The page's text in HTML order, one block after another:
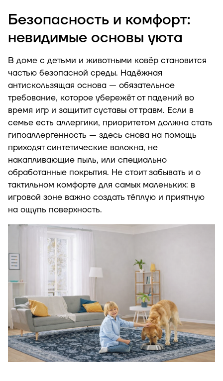
Безопасность и комфорт:
невидимые основы уюта
В доме с детьми и животными ковёр становится
частью безопасной среды. Надёжная
антискользящая основа — обязательное
требование, которое убережёт от падений во
время игр и защитит суставы от травм. Если в
семье есть аллергики, приоритетом должна стать
гипоаллергенность — здесь снова на помощь
приходят синтетические волокна, не
накапливающие пыль, или специально
обработанные покрытия. Не стоит забывать и о
тактильном комфорте для самых маленьких: в
игровой зоне важно создать тёплую и приятную
на ощупь поверхность.